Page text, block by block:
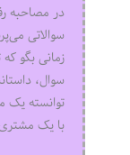
در مصاحبه
سوالاتی
زمانی بگو
سوال،
توانسته یک
با یک